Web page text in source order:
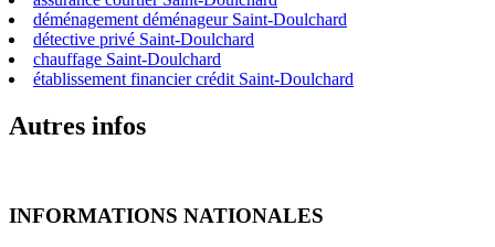
déménagement déménageur Saint-Doulchard
détective privé Saint-Doulchard
chauffage Saint-Doulchard
établissement financier crédit Saint-Doulchard
Autres infos
INFORMATIONS NATIONALES